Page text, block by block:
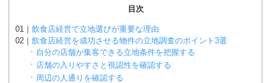
目次
飲食店経営で立地選びが重要な理由
飲食店経営を成功させる物件の立地調査のポイント3選
自分の店舗が集客できる立地条件を把握する
店舗の入りやすさと視認性を確認する
周辺の人通りを確認する